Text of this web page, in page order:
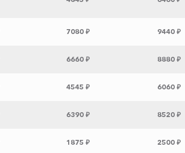
7080 ₽ 9440 ₽
6660 ₽ 8880 ₽
4545 ₽ 6060 ₽
6390 ₽ 8520 ₽
1875 ₽ 2500 ₽